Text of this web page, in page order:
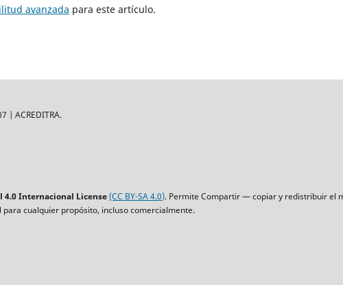
avanzada para este artículo.
| ACREDITRA.
4.0 Internacional License(CC BY-SA 4.0). Permite Compartir — copiar y redistribuir el
cualquier propósito, incluso comercialmente.